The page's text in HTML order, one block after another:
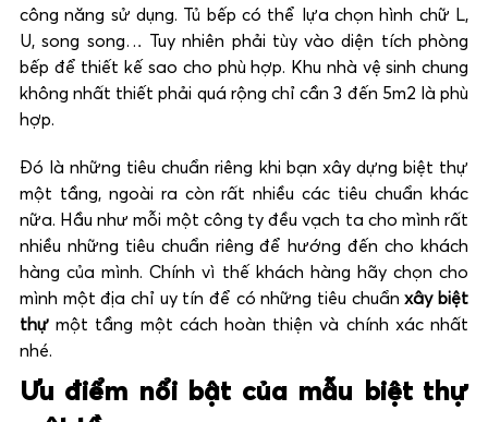
công năng sử dụng. Tủ bếp có thể lựa chọn hình chữ L,
U, song song… Tuy nhiên phải tùy vào diện tích phòng
bếp để thiết kế sao cho phù hợp. Khu nhà vệ sinh chung
không nhất thiết phải quá rộng chỉ cần 3 đến 5m2 là phù
hợp.
Đó là những tiêu chuẩn riêng khi bạn xây dựng biệt thự
một tầng, ngoài ra còn rất nhiều các tiêu chuẩn khác
nữa. Hầu như mỗi một công ty đều vạch ta cho mình rất
nhiều những tiêu chuẩn riêng để hướng đến cho khách
hàng của mình. Chính vì thế khách hàng hãy chọn cho
mình một địa chỉ uy tín để có những tiêu chuẩnxây biệt
thựmột tầng một cách hoàn thiện và chính xác nhất
nhé.
Ưu điểm nổi bật của mẫu biệt thự